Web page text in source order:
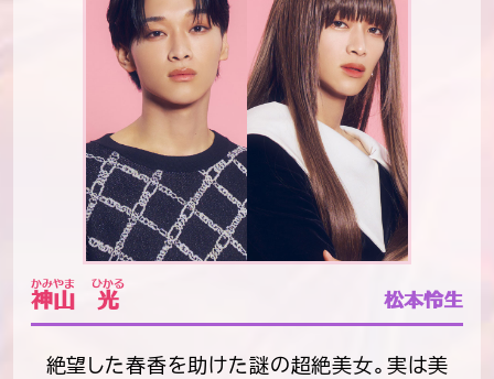
神山
かみやま
光
ひかる
松本怜生
絶望した春香を助けた謎の超絶美女。実は美